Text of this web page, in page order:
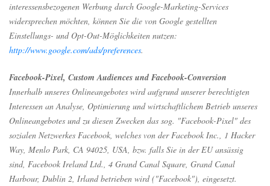
interessensbezogenen Werbung durch Google-Marketing-Services
widersprechen möchten, können Sie die von Google gestellten
Einstellungs- und Opt-Out-Möglichkeiten nutzen:
http://www.google.com/ads/preferences.
Facebook-Pixel, Custom Audiences und Facebook-Conversion
Innerhalb unseres Onlineangebotes wird aufgrund unserer berechtigten
Interessen an Analyse, Optimierung und wirtschaftlichem Betrieb unseres
Onlineangebotes und zu diesen Zwecken das sog. "Facebook-Pixel" des
sozialen Netzwerkes Facebook, welches von der Facebook Inc., 1 Hacker
Way, Menlo Park, CA 94025, USA, bzw. falls Sie in der EU ansässig
sind, Facebook Ireland Ltd., 4 Grand Canal Square, Grand Canal
Harbour, Dublin 2, Irland betrieben wird ("Facebook"), eingesetzt.